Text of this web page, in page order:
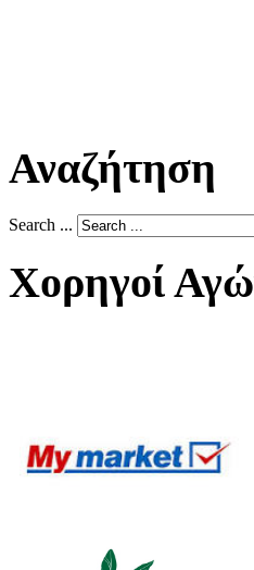
Αναζήτηση
Search ...
Χορηγοί